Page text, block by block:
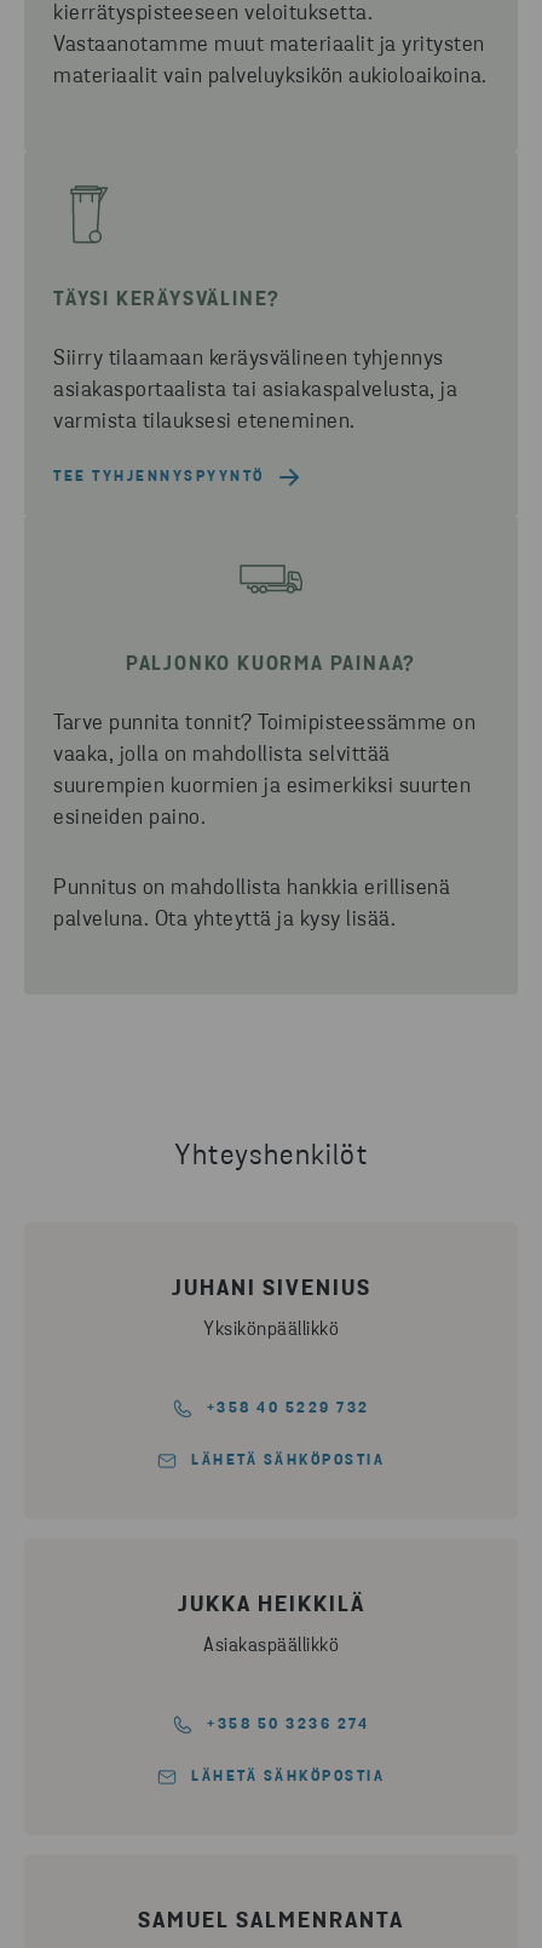
kierrätyspisteeseen veloituksetta.
Vastaanotamme muut materiaalit ja yritysten
materiaalit vain palveluyksikön aukioloaikoina.
TÄYSI KERÄYSVÄLINE?
Siirry tilaamaan keräysvälineen tyhjennys
asiakasportaalista tai asiakaspalvelusta, ja
varmista tilauksesi eteneminen.
TEE TYHJENNYSPYYNTÖ
PALJONKO KUORMA PAINAA?
Tarve punnita tonnit? Toimipisteessämme on
vaaka, jolla on mahdollista selvittää
suurempien kuormien ja esimerkiksi suurten
esineiden paino.
Punnitus on mahdollista hankkia erillisenä
palveluna. Ota yhteyttä ja kysy lisää.
Yhteyshenkilöt
JUHANI SIVENIUS
Yksikönpäällikkö
+358 40 5229 732
LÄHETÄ SÄHKÖPOSTIA
JUKKA HEIKKILÄ
Asiakaspäällikkö
+358 50 3236 274
LÄHETÄ SÄHKÖPOSTIA
SAMUEL SALMENRANTA